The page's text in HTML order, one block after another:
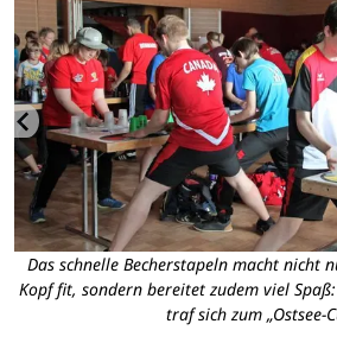
Das schnelle Becherstapeln macht nicht
Kopf fit, sondern bereitet zudem viel
traf sich zum „Ostsee-